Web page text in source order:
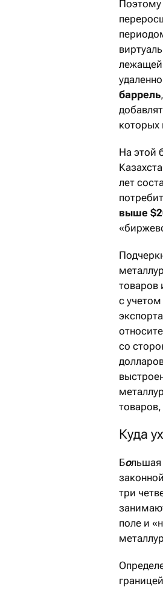
Поэтому
лежащей
баррель
которых
На этой
лет
выше
товаров
с
со
Куда
Большая
три
поле и